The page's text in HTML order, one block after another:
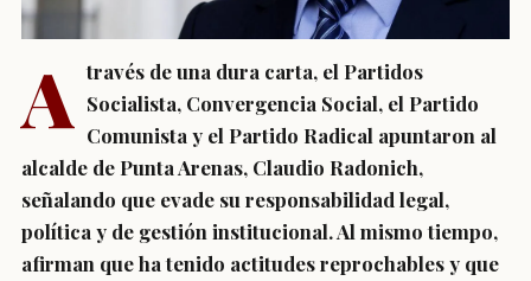
A través de una dura carta, el Partidos
Socialista, Convergencia Social, el Partido
Comunista y el Partido Radical apuntaron al
alcalde de Punta Arenas, Claudio Radonich,
señalando que evade su responsabilidad legal,
política y de gestión institucional. Al mismo tiempo,
afirman que ha tenido actitudes reprochables y que